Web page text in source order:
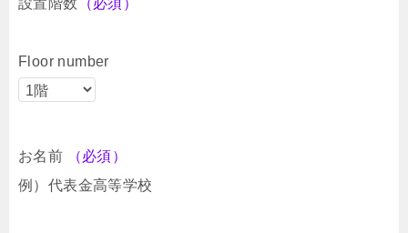
設置階数 （必須）
Floor number
お名前
（必須）
例）代表金高等学校